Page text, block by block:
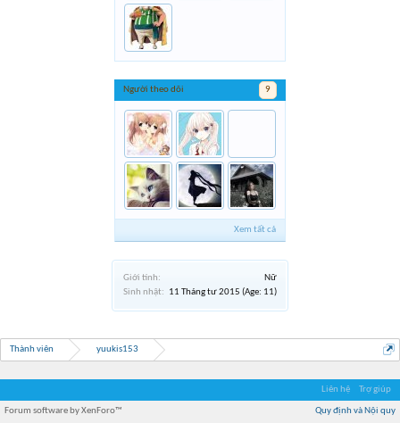
Người theo dõi 9
Xem tất cả
Giới tính:
Nữ
Sinh nhật:
11 Tháng tư 2015 (Age: 11)
Thành viên yuukis153
Liên hệ Trợ giúp
Quy định và Nội quy
Forum software by XenForo™